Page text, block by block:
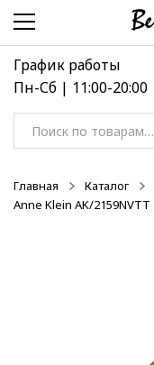
Перейти
навигации
Перейти
содержимому
График работы
Пн-Сб | 11:00-20:00
Искать:
Главная Каталог
Anne Klein AK/2159NVTT
-50%